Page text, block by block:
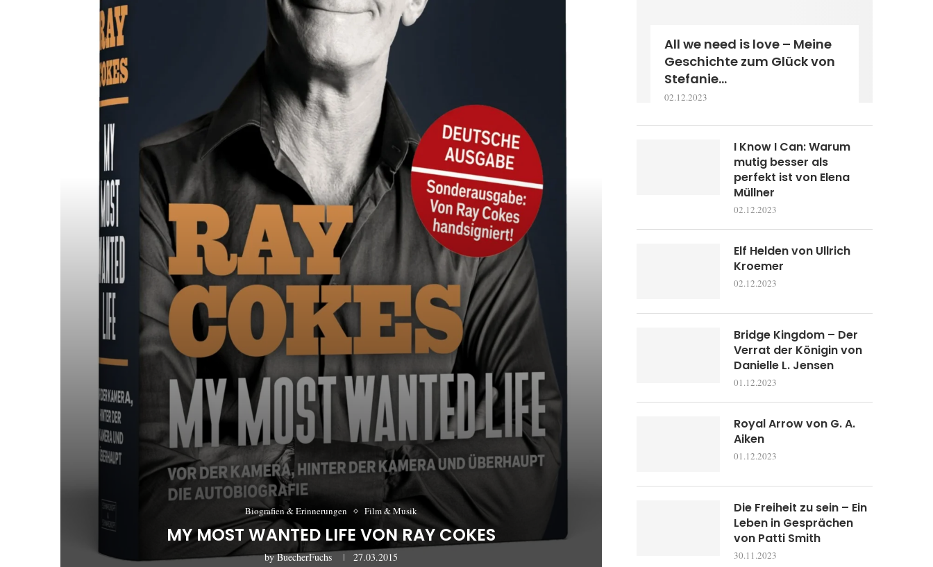
Biografien & Erinnerungen Film & Musik
MY MOST WANTED LIFE VON RAY COKES
byBuecherFuchs 27.03.2015
All we need is love – Meine
Geschichte zum Glück von
Stefanie...
02.12.2023
I Know I Can: Warum
mutig besser als
perfekt ist von Elena
Müllner
02.12.2023
Elf Helden von Ullrich
Kroemer
02.12.2023
Bridge Kingdom – Der
Verrat der Königin von
Danielle L. Jensen
01.12.2023
Royal Arrow von G. A.
Aiken
01.12.2023
Die Freiheit zu sein – Ein
Leben in Gesprächen
von Patti Smith
30.11.2023